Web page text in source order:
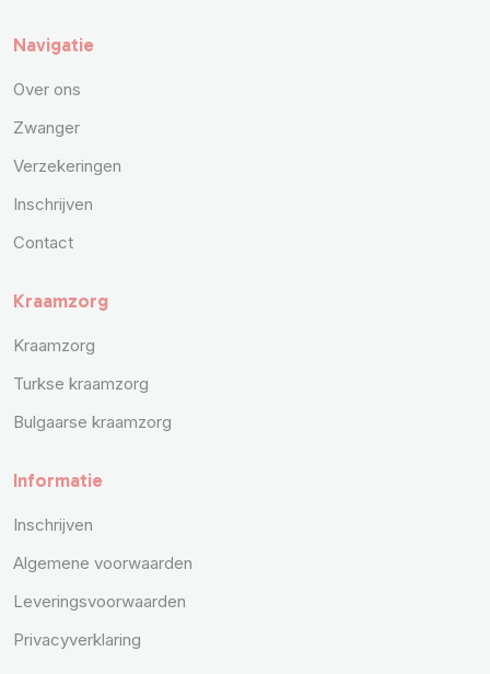
Navigatie
Over ons
Zwanger
Verzekeringen
Inschrijven
Contact
Kraamzorg
Kraamzorg
Turkse kraamzorg
Bulgaarse kraamzorg
Informatie
Inschrijven
Algemene voorwaarden
Leveringsvoorwaarden
Privacyverklaring